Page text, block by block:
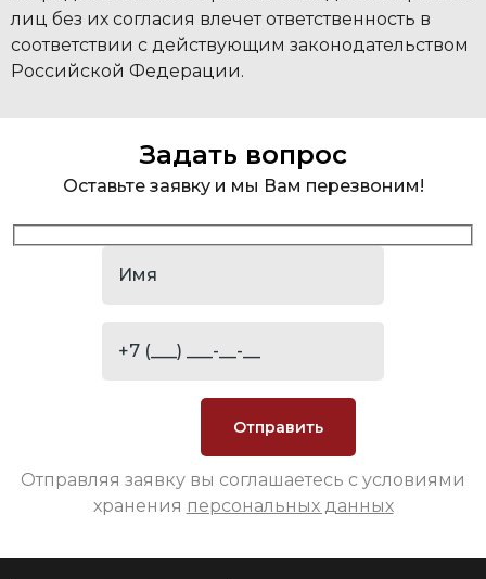
лиц без их согласия влечет ответственность в
соответствии с действующим законодательством
Российской Федерации.
Задать вопрос
Оставьте заявку и мы Вам перезвоним!
Отправляя заявку вы соглашаетесь с условиями
хранения персональных данных